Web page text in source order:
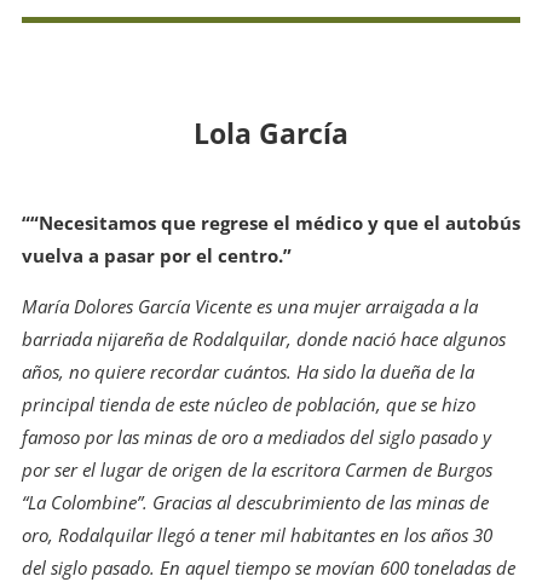
Lola García
““Necesitamos que regrese el médico y que el autobús
vuelva a pasar por el centro.”
María Dolores García Vicente es una mujer arraigada a la
barriada nijareña de Rodalquilar, donde nació hace algunos
años, no quiere recordar cuántos. Ha sido la dueña de la
principal tienda de este núcleo de población, que se hizo
famoso por las minas de oro a mediados del siglo pasado y
por ser el lugar de origen de la escritora Carmen de Burgos
“La Colombine”. Gracias al descubrimiento de las minas de
oro, Rodalquilar llegó a tener mil habitantes en los años 30
del siglo pasado. En aquel tiempo se movían 600 toneladas de